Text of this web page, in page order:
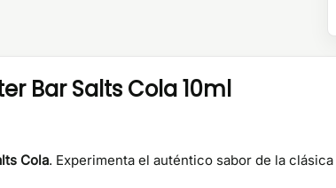
Bar Salts Cola 10ml
Cola. Experimenta el auténtico sabor de la clásica